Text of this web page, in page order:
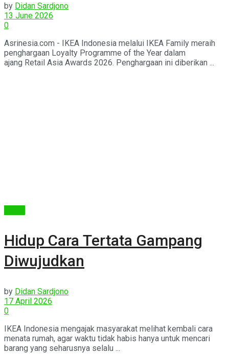
by Didan Sardjono
13 June 2026
0
Asrinesia.com - IKEA Indonesia melalui IKEA Family meraih
penghargaan Loyalty Programme of the Year dalam
ajang Retail Asia Awards 2026. Penghargaan ini diberikan ...
Hidup Cara Tertata Gampang
Diwujudkan
by Didan Sardjono
17 April 2026
0
IKEA Indonesia mengajak masyarakat melihat kembali cara
menata rumah, agar waktu tidak habis hanya untuk mencari
barang yang seharusnya selalu ...